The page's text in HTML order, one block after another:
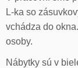
L-ka so
vchádza do
osoby.
Nábytky sú v